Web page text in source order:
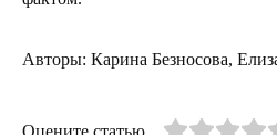
Авторы: Карина Безносова,
Оцените статью